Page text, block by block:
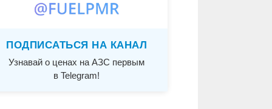
ПОДПИСАТЬСЯ НА КАНАЛ
Узнавай о ценах на АЗС первым
в Telegram!